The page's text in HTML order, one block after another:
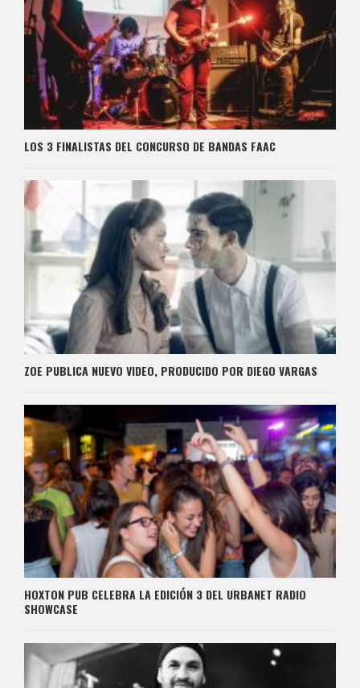
LOS 3 FINALISTAS DEL CONCURSO DE BANDAS FAAC
ZOE PUBLICA NUEVO VIDEO, PRODUCIDO POR DIEGO VARGAS
HOXTON PUB CELEBRA LA EDICIÓN 3 DEL URBANET RADIO
SHOWCASE